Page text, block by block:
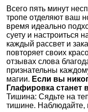
Всего пять минут
тропе отделяют ваш
время идеально
суету и настроиться
каждый рассвет и
повторяет своих
отзывах слова
признательны
магии. Если вы
Глафировка станет
Тишина: Сядьте на
тишине. Наблюдайте,